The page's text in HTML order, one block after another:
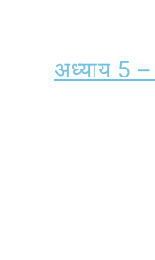
अध्याय 5 –